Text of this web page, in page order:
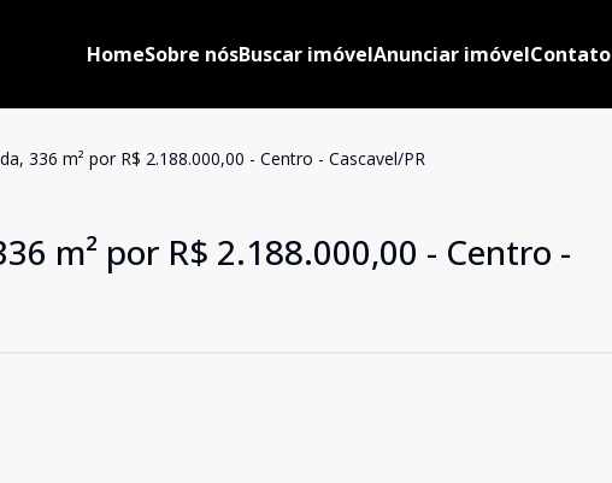
HomeSobre nósBuscar imóvelAnunciar imóvelContato
336 m² por R$ 2.188.000,00 - Centro - Cascavel/PR
m² por R$ 2.188.000,00 - Centro -